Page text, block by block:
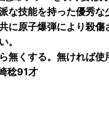
な技能を持った優秀
に原子爆弾により殺傷
。
無くする。無ければ使
稔91才